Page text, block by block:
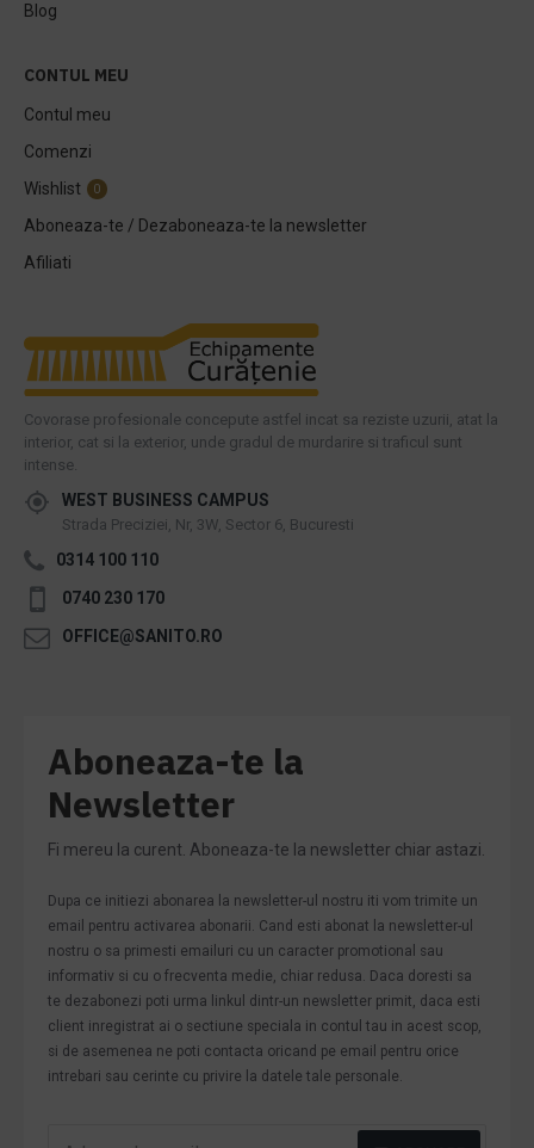
Blog
CONTUL MEU
Contul meu
Comenzi
Wishlist
0
Aboneaza-te / Dezaboneaza-te la newsletter
Afiliati
Covorase profesionale concepute astfel incat sa reziste uzurii, atat la
interior, cat si la exterior, unde gradul de murdarire si traficul sunt
intense.
WEST BUSINESS CAMPUS
Strada Preciziei, Nr, 3W, Sector 6, Bucuresti
0314 100 110
0740 230 170
OFFICE@SANITO.RO
Aboneaza-te la
Newsletter
Fi mereu la curent. Aboneaza-te la newsletter chiar astazi.
Dupa ce initiezi abonarea la newsletter-ul nostru iti vom trimite un
email pentru activarea abonarii. Cand esti abonat la newsletter-ul
nostru o sa primesti emailuri cu un caracter promotional sau
informativ si cu o frecventa medie, chiar redusa. Daca doresti sa
te dezabonezi poti urma linkul dintr-un newsletter primit, daca esti
client inregistrat ai o sectiune speciala in contul tau in acest scop,
si de asemenea ne poti contacta oricand pe email pentru orice
intrebari sau cerinte cu privire la datele tale personale.